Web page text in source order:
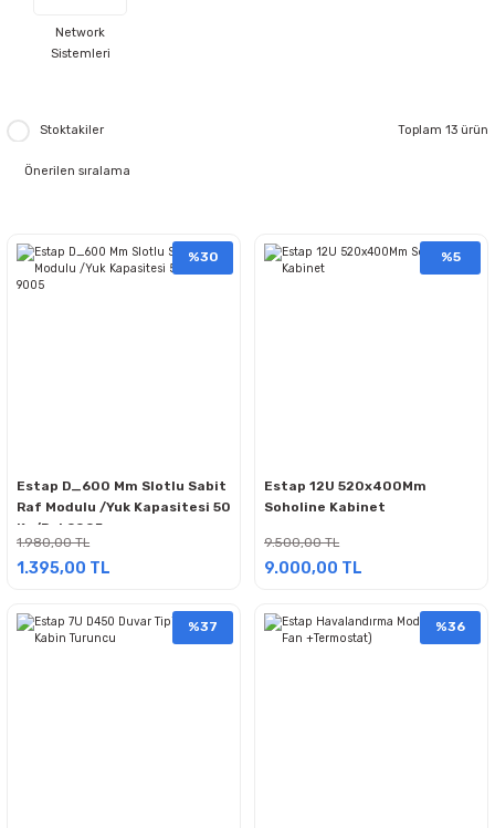
Network
Sistemleri
Stoktakiler Toplam 13 ürün
%30
Estap D_600 Mm Slotlu Sabit
Raf Modulu /Yuk Kapasitesi 50
Kg/Ral 9005
1.980,00 TL
1.395,00 TL
%5
Estap 12U 520x400Mm
Soholine Kabinet
9.500,00 TL
9.000,00 TL
%37 %36